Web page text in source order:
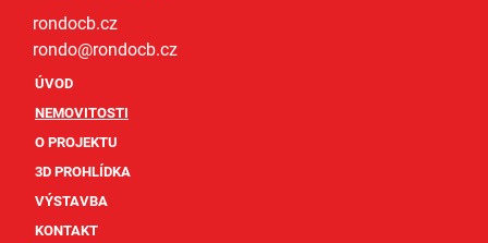
rondocb.cz
rondo@rondocb.cz
ÚVOD
NEMOVITOSTI
O PROJEKTU
3D PROHLÍDKA
VÝSTAVBA
KONTAKT